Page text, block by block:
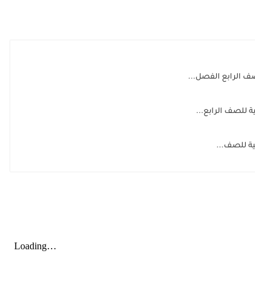
الرابع الفصل...
للصف الرابع...
للصف...